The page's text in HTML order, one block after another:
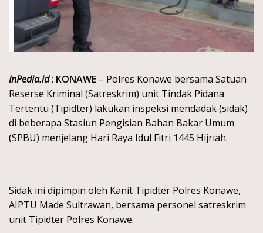
InPedia.id: KONAWE – Polres Konawe bersama Satuan
Reserse Kriminal (Satreskrim) unit Tindak Pidana
Tertentu (Tipidter) lakukan inspeksi mendadak (sidak)
di beberapa Stasiun Pengisian Bahan Bakar Umum
(SPBU) menjelang Hari Raya Idul Fitri 1445 Hijriah.
Sidak ini dipimpin oleh Kanit Tipidter Polres Konawe,
AIPTU Made Sultrawan, bersama personel satreskrim
unit Tipidter Polres Konawe.